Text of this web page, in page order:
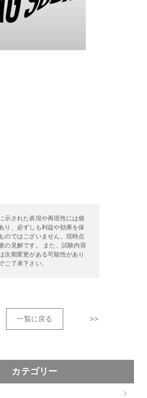
示された表現や再現性には個
り、必ずしも利益や効果を保
のではございません。現時点
の見解です。 また、試験内容
次期変更がある可能性があり
ご了承下さい。
一覧に戻る >>
カテゴリー